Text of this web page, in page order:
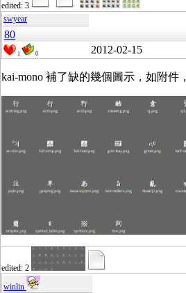
edited: 3
swyear
80
1 0 2012-02-15
kai-mono 補了缺的幾個圖示，如附件，
edited: 2
winlin